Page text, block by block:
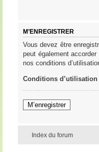
M’ENREGISTRER
Vous devez être
peut également
nos conditions
Conditions d’utilisation
M’enregistrer
Index du forum